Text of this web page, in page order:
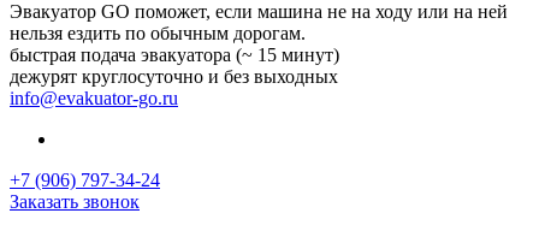
Эвакуатор GO поможет, если машина не на ходу или на ней
нельзя ездить по обычным дорогам.
быстрая подача эвакуатора (~ 15 минут)
дежурят круглосуточно и без выходных
info@evakuator-go.ru
+7 (906) 797-34-24
Заказать звонок